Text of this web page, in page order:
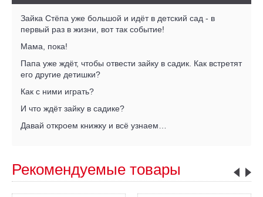
Зайка Стёпа уже большой и идёт в детский сад - в
первый раз в жизни, вот так событие!
Мама, пока!
Папа уже ждёт, чтобы отвести зайку в садик. Как встретят
его другие детишки?
Как с ними играть?
И что ждёт зайку в садике?
Давай откроем книжку и всё узнаем…
Рекомендуемые товары